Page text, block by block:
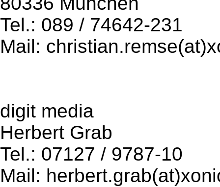
Tel.: 089 / 74642-231
Mail:
digit media
Herbert Grab
Tel.: 07127 / 9787-10
Mail: